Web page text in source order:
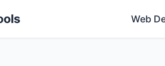
Web